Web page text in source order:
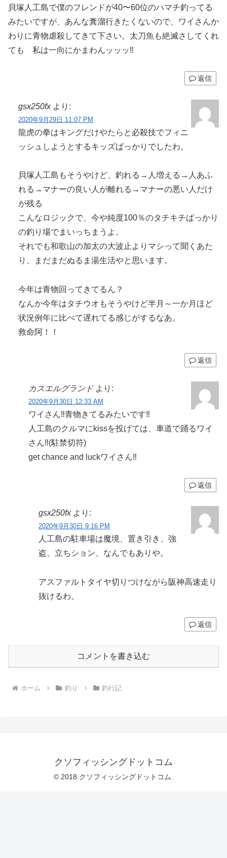
貝塚人工島で僕のフレンドが40〜60位のハマチ釣ってる
みたいですが、あんな糞溜行きたくないので、ワイさんか
わりに青物虐殺してきて下さい。太刀魚も絶滅さしてくれ
ても 私は一向にかまわんッッッ‼︎
返信
gsx250fx より:
2020年9月29日 11:07 PM
龍虎の拳はキングだけやたらと必殺技でフィニ
ッシュしようとするキッズばっかりでしたわ。
貝塚人工島もそうやけど、釣れる→人増える→人あふ
れる→マナーの良い人が離れる→マナーの悪い人だけ
が残る
こんなロジックで、今や純度100％のタチキチばっかり
の釣り場でまいっちまうよ。
それでも和歌山の加太の大波止よりマシって聞くあた
り、まだまだぬるま湯生活やと思います。
今年は青物回ってきてるん？
なんか今年はタチウオもそうやけど半月～一か月ほど
状況例年に比べて遅れてる感じがするなあ。
救命阿！！
返信
カスエルグランド より:
2020年9月30日 12:33 AM
ワイさん‼︎青物きてるみたいです‼︎
人工島のクルマにkissを投げては、車道で踊るワイ
さん‼︎(駐禁切符)
get chance and luckワイさん‼︎
返信
gsx250fx より:
2020年9月30日 9:16 PM
人工島の駐車場は魔境、置き引き、強
盗、立ちション、なんでもありや。
アスファルトタイヤ切りつけながら阪神高速走り
抜けるわ。
返信
コメントを書き込む
ホーム 釣り 釣行記
クソフィッシングドットコム
© 2018 クソフィッシングドットコム.